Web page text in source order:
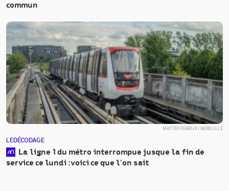
commun
MATTÉO FERRUX / MOBILILLE
LE DÉCODAGE
La ligne 1 du métro interrompue jusque la fin de
service ce lundi : voici ce que l’on sait